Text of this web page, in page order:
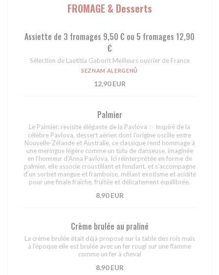
FROMAGE & Desserts
Assiette de 3 fromages 9,50 € ou 5 fromages 12,90
€
Sélection de Laetitia Gaborit Meilleurs ouvrier de France
SEZNAM ALERGENŮ
12,90 EUR
Palmier
Le Palmier, revisite élégante de la Pavlova ✨ Inspiré de la
célèbre Pavlova, dessert aérien dont l’origine oscille entre
Nouvelle-Zélande et Australie, ce classique rend hommage à
une meringue légère comme un tutu de danseuse, imaginée
en l’honneur d’Anna Pavlova. Ici réinterprétée en forme de
palmier, elle associe croustillant et fondant, et s’accompagne
d’un sorbet mangue et framboise, mêlant exotisme et acidité
pour une finale fraîche, fruitée et délicatement équilibrée.
8,90 EUR
Crème brulée au praliné
La crème brulée était déjà proposé sur la table des rois mais
à l'époque elle est brulée avec un fer rougi sur une flamme
comme un fer à cheval
8,90 EUR